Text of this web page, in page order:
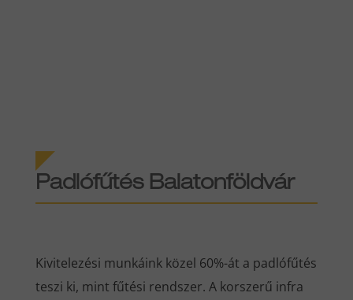
Padlófűtés Balatonföldvár
Kivitelezési munkáink közel 60%-át a padlófűtés
teszi ki, mint fűtési rendszer. A korszerű infra